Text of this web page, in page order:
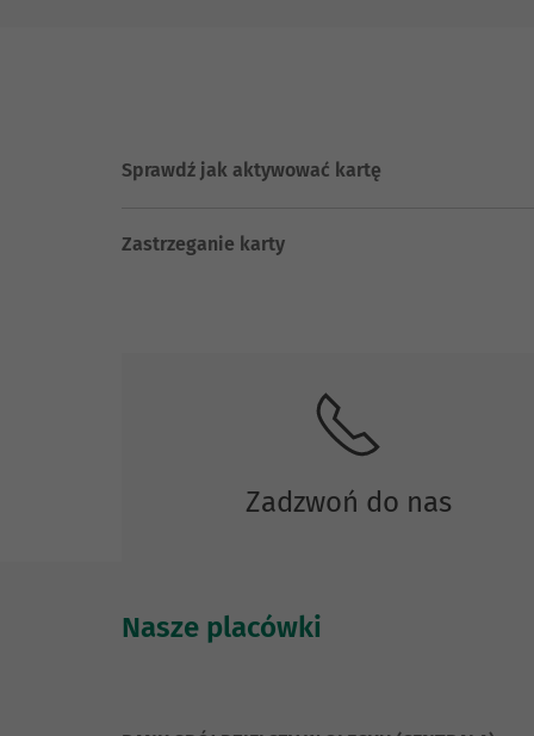
Sprawdź jak aktywować kartę
Zastrzeganie karty
Zadzwoń do nas
Nasze placówki